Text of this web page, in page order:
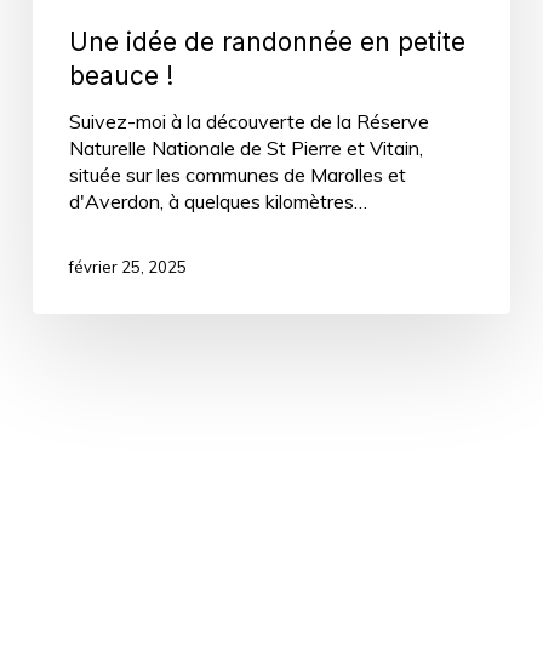
Une idée de randonnée en petite
beauce !
Suivez-moi à la découverte de la Réserve
Naturelle Nationale de St Pierre et Vitain,
située sur les communes de Marolles et
d'Averdon, à quelques kilomètres…
février 25, 2025